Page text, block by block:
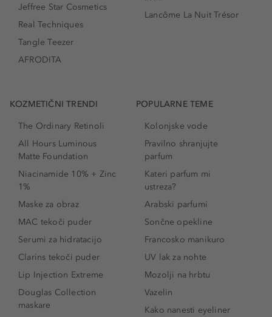
Jeffree Star Cosmetics
Real Techniques
Tangle Teezer
AFRODITA
Lancôme La Nuit Trésor
KOZMETIČNI TRENDI
The Ordinary Retinoli
All Hours Luminous
Matte Foundation
Niacinamide 10% + Zinc
1%
Maske za obraz
MAC tekoči puder
Serumi za hidratacijo
Clarins tekoči puder
Lip Injection Extreme
Douglas Collection
maskare
POPULARNE TEME
Kolonjske vode
Pravilno shranjujte
parfum
Kateri parfum mi
ustreza?
Arabski parfumi
Sončne opekline
Francosko manikuro
UV lak za nohte
Mozolji na hrbtu
Vazelin
Kako nanesti eyeliner